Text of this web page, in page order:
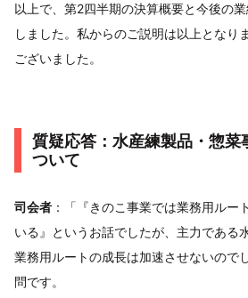
以上で、第2四半期の決算概要と今後の
しました。私からのご説明は以上となり
ございました。
質疑応答：水産練製品・惣菜
ついて
司会者 ：「『きのこ事業では業務用ルー
いる』というお話でしたが、主力である
業務用ルートの成長は加速させないので
問です。